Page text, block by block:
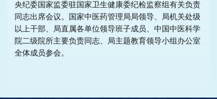
央纪委国家监委驻国家卫生健康委纪检监察组有关负责
同志出席会议。国家中医药管理局局领导、局机关处级
以上干部、局直属各单位领导班子成员、中国中医科学
院二级院所主要负责同志、局主题教育领导小组办公室
全体成员参会。